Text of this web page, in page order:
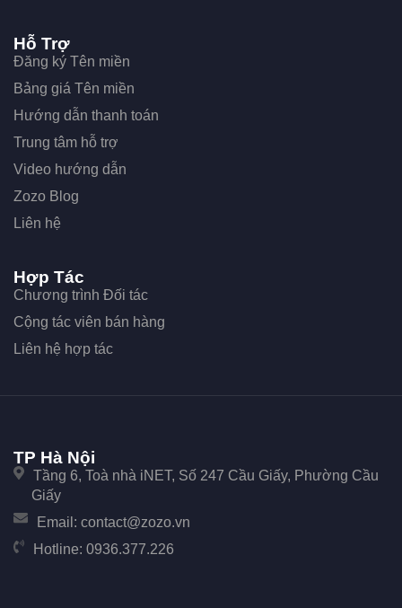
Hỗ Trợ
Đăng ký Tên miền
Bảng giá Tên miền
Hướng dẫn thanh toán
Trung tâm hỗ trợ
Video hướng dẫn
Zozo Blog
Liên hệ
Hợp Tác
Chương trình Đối tác
Cộng tác viên bán hàng
Liên hệ hợp tác
TP Hà Nội
Tầng 6, Toà nhà iNET, Số 247 Cầu Giấy, Phường Cầu
Giấy
Email: contact@zozo.vn
Hotline: 0936.377.226